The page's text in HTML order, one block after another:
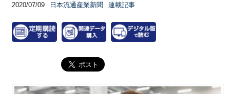
2020/07/09 日本流通産業新聞 連載記事